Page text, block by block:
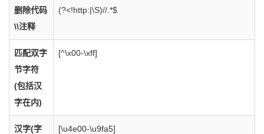
删除代码
\\注释
(?<!http:|\S)//.*$
匹配双字
节字符
(包括汉
字在内)
[^\x00-\xff]
汉字(字
[\u4e00-\u9fa5]